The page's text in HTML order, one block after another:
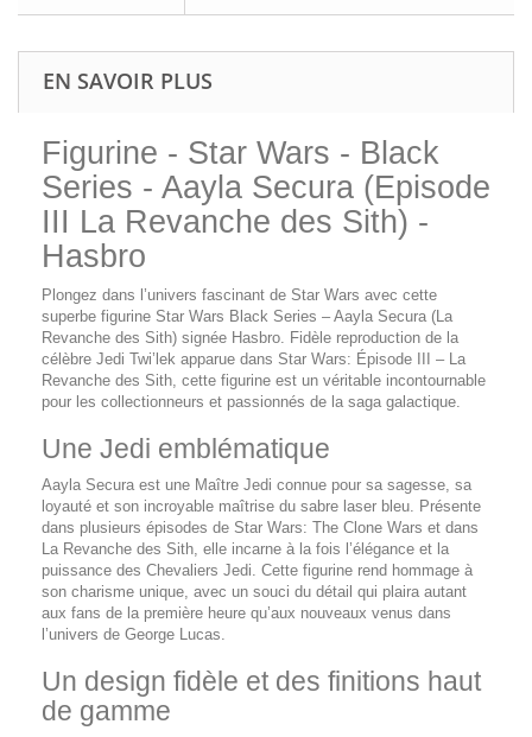
EN SAVOIR PLUS
Figurine - Star Wars - Black
Series - Aayla Secura (Episode
III La Revanche des Sith) -
Hasbro
Plongez dans l’univers fascinant de Star Wars avec cette
superbe figurine Star Wars Black Series – Aayla Secura (La
Revanche des Sith) signée Hasbro. Fidèle reproduction de la
célèbre Jedi Twi’lek apparue dans Star Wars: Épisode III – La
Revanche des Sith, cette figurine est un véritable incontournable
pour les collectionneurs et passionnés de la saga galactique.
Une Jedi emblématique
Aayla Secura est une Maître Jedi connue pour sa sagesse, sa
loyauté et son incroyable maîtrise du sabre laser bleu. Présente
dans plusieurs épisodes de Star Wars: The Clone Wars et dans
La Revanche des Sith, elle incarne à la fois l’élégance et la
puissance des Chevaliers Jedi. Cette figurine rend hommage à
son charisme unique, avec un souci du détail qui plaira autant
aux fans de la première heure qu’aux nouveaux venus dans
l’univers de George Lucas.
Un design fidèle et des finitions haut
de gamme